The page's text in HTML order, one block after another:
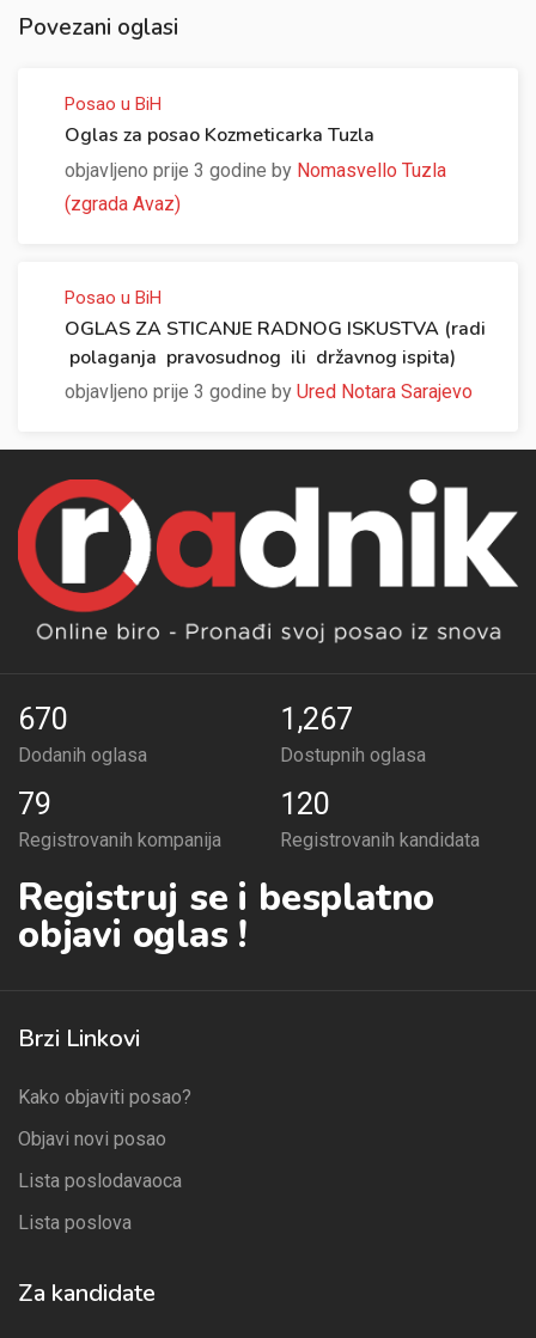
Povezani oglasi
Posao u BiH
Oglas za posao Kozmeticarka Tuzla
objavljeno prije 3 godine by Nomasvello Tuzla
(zgrada Avaz)
Posao u BiH
OGLAS ZA STICANJE RADNOG ISKUSTVA (radi
polaganja pravosudnog ili državnog ispita)
objavljeno prije 3 godine by Ured Notara Sarajevo
670
Dodanih oglasa
1,267
Dostupnih oglasa
79
Registrovanih kompanija
120
Registrovanih kandidata
Registruj se i besplatno
objavi oglas !
Brzi Linkovi
Kako objaviti posao?
Objavi novi posao
Lista poslodavaoca
Lista poslova
Za kandidate